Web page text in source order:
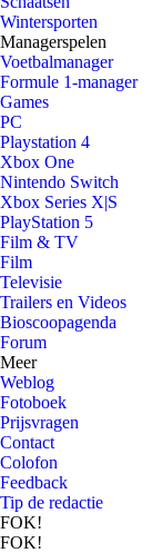
Wintersporten
Managerspelen
Voetbalmanager
Formule 1-manager
Games
PC
Playstation 4
Xbox One
Nintendo Switch
Xbox Series X|S
PlayStation 5
Film & TV
Film
Televisie
Trailers en Videos
Bioscoopagenda
Forum
Meer
Weblog
Fotoboek
Prijsvragen
Contact
Colofon
Feedback
Tip de redactie
FOK!
FOK!